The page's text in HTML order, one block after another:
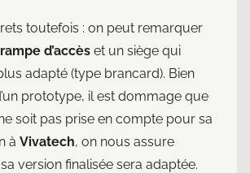
toutefois : on peut remarquer
d’accès et un siège qui
adapté (type brancard). Bien
prototype, il est dommage que
soit pas prise en compte pour sa
à Vivatech, on nous assure
version finalisée sera adaptée.